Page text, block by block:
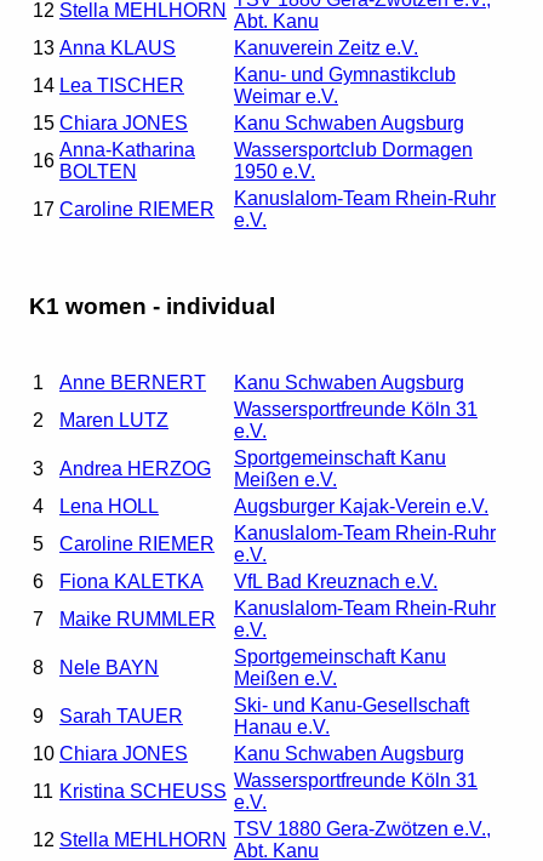
12 Stella MEHLHORN
Abt. Kanu
13 Anna KLAUS
Kanuverein Zeitz e.V.
14 Lea TISCHER
Kanu- und Gymnastikclub
Weimar e.V.
15 Chiara JONES
Kanu Schwaben Augsburg
16
Anna-Katharina
BOLTEN
Wassersportclub Dormagen
1950 e.V.
17 Caroline RIEMER
Kanuslalom-Team Rhein-Ruhr
e.V.
K1 women - individual
1 Anne BERNERT
Kanu Schwaben Augsburg
2
Maren LUTZ
Wassersportfreunde Köln 31
e.V.
3
Andrea HERZOG
Sportgemeinschaft Kanu
Meißen e.V.
4
Lena HOLL
Augsburger Kajak-Verein e.V.
5
Caroline RIEMER
Kanuslalom-Team Rhein-Ruhr
e.V.
6
Fiona KALETKA
VfL Bad Kreuznach e.V.
7
Maike RUMMLER
Kanuslalom-Team Rhein-Ruhr
e.V.
8
Nele BAYN
Sportgemeinschaft Kanu
Meißen e.V.
9
Sarah TAUER
Ski- und Kanu-Gesellschaft
Hanau e.V.
10 Chiara JONES
Kanu Schwaben Augsburg
11 Kristina SCHEUSS
Wassersportfreunde Köln 31
e.V.
12 Stella MEHLHORN
TSV 1880 Gera-Zwötzen e.V.,
Abt. Kanu